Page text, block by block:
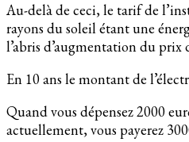
Au-delà de ceci, le tarif de
rayons du soleil étant une
l’abris d’augmentation du prix
En 10 ans le montant de
Quand vous dépensez 2000
actuellement, vous payerez